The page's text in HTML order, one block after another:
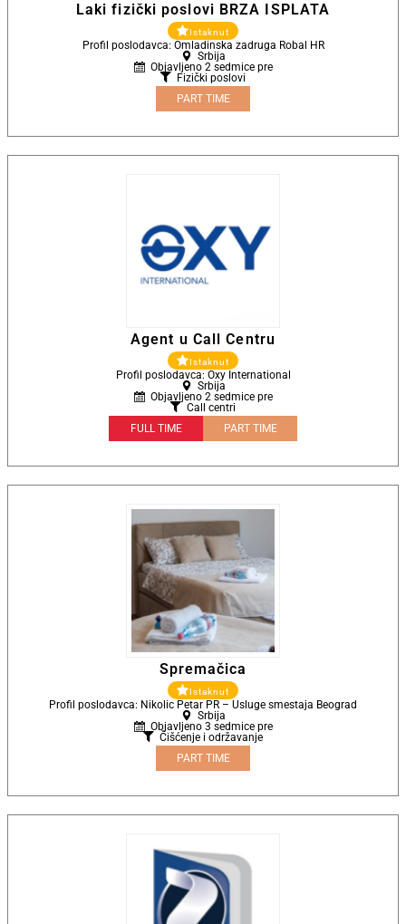
Laki fizički poslovi BRZA ISPLATA
Istaknut
Profil poslodavca: Omladinska zadruga Robal HR
Srbija
Objavljeno 2 sedmice pre
Fizički poslovi
PART TIME
Agent u Call Centru
Istaknut
Profil poslodavca: Oxy International
Srbija
Objavljeno 2 sedmice pre
Call centri
FULL TIME
PART TIME
Spremačica
Istaknut
Profil poslodavca: Nikolic Petar PR – Usluge smestaja Beograd
Srbija
Objavljeno 3 sedmice pre
Čišćenje i održavanje
PART TIME